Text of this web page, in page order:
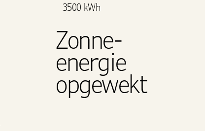
3500 kWh
Zonne-
energie
opgewekt